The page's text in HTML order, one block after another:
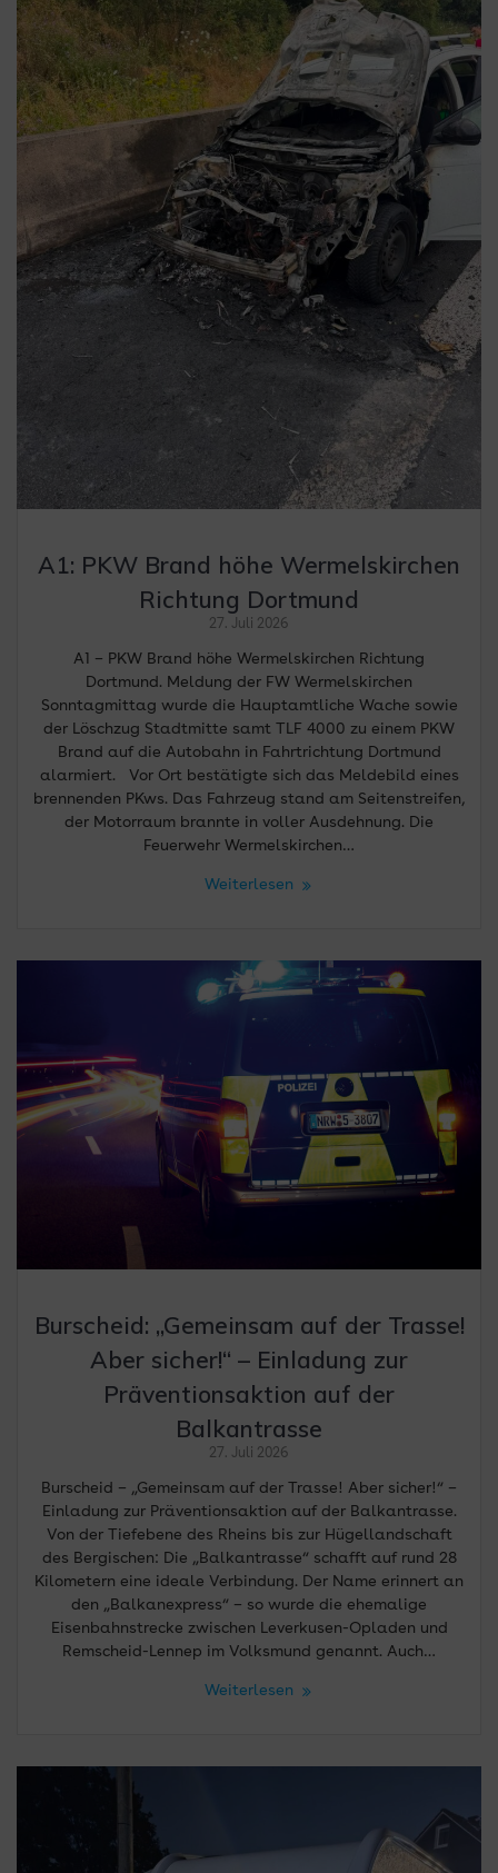
A1: PKW Brand höhe Wermelskirchen
Richtung Dortmund
27. Juli 2026
A1 – PKW Brand höhe Wermelskirchen Richtung
Dortmund. Meldung der FW Wermelskirchen
Sonntagmittag wurde die Hauptamtliche Wache sowie
der Löschzug Stadtmitte samt TLF 4000 zu einem PKW
Brand auf die Autobahn in Fahrtrichtung Dortmund
alarmiert. Vor Ort bestätigte sich das Meldebild eines
brennenden PKws. Das Fahrzeug stand am Seitenstreifen,
der Motorraum brannte in voller Ausdehnung. Die
Feuerwehr Wermelskirchen…
Weiterlesen
Burscheid: „Gemeinsam auf der Trasse!
Aber sicher!“ – Einladung zur
Präventionsaktion auf der
Balkantrasse
27. Juli 2026
Burscheid – „Gemeinsam auf der Trasse! Aber sicher!“ –
Einladung zur Präventionsaktion auf der Balkantrasse.
Von der Tiefebene des Rheins bis zur Hügellandschaft
des Bergischen: Die „Balkantrasse“ schafft auf rund 28
Kilometern eine ideale Verbindung. Der Name erinnert an
den „Balkanexpress“ – so wurde die ehemalige
Eisenbahnstrecke zwischen Leverkusen-Opladen und
Remscheid-Lennep im Volksmund genannt. Auch…
Weiterlesen